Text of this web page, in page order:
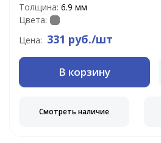
Толщина: 6.9 мм
Цвета:
Цена: 331 руб./шт
В корзину
Смотреть наличие